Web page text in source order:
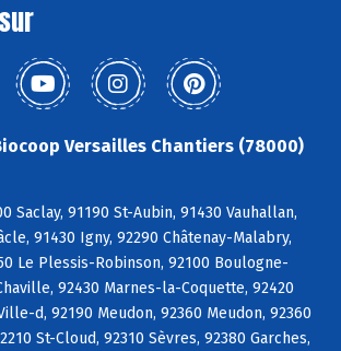
Versailles Chantiers (78000)
Saclay, 91190 St-Aubin, 91430 Vauhallan,
91430 Igny, 92290 Châtenay-Malabry,
Le Plessis-Robinson, 92100 Boulogne-
92430 Marnes-la-Coquette, 92420
d, 92190 Meudon, 92360 Meudon, 92360
St-Cloud, 92310 Sèvres, 92380 Garches,